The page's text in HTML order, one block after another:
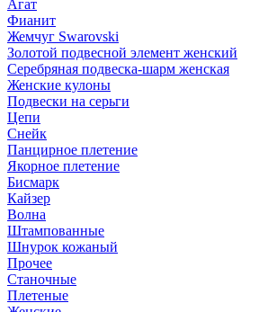
Агат
Фианит
Жемчуг Swarovski
Золотой подвесной элемент женcкий
Серебряная подвеска-шарм женская
Женские кулоны
Подвески на серьги
Цепи
Снейк
Панцирное плетение
Якорное плетение
Бисмарк
Кайзер
Волна
Штампованные
Шнурок кожаный
Прочее
Станочные
Плетеные